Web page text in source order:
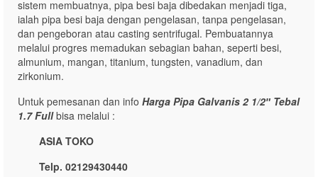
sistem membuatnya, pipa besi baja dibedakan menjadi tiga,
ialah pipa besi baja dengan pengelasan, tanpa pengelasan,
dan pengeboran atau casting sentrifugal. Pembuatannya
melalui progres memadukan sebagian bahan, seperti besi,
almunium, mangan, titanium, tungsten, vanadium, dan
zirkonium.
Untuk pemesanan dan info Harga Pipa Galvanis 2 1/2″ Tebal
1.7 Fullbisa melalui :
ASIA TOKO
Telp. 02129430440